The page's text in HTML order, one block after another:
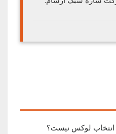
انتخاب لوکس نیست؟